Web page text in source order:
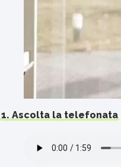
1. Ascolta la telefonata